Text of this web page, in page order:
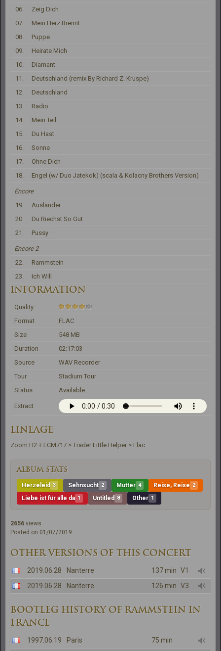
06.
Zeig Dich
07.
Mein Herz Brennt
08.
Puppe
09.
Heirate Mich
10.
Diamant
11.
Deutschland (remix By Richard Z. Kruspe)
12.
Deutschland
13.
Radio
14.
Mein Teil
15.
Du Hast
16.
Sonne
17.
Ohne Dich
18.
Engel (w/ Duo Jatekok) (scala & Kolacny Brothers Version)
Encore
19.
Ausländer
20.
Du Riechst So Gut
21.
Pussy
Encore 2
22.
Rammstein
23.
Ich Will
INFORMATION
Quality
Format
FLAC
Size
548 MB
Duration
02:17:03
Source
WAV Recorder
Tour
Stadium Tour
Status
Available
Extract
LINEAGE
Zoom H2 + ECM717 > Trader Little Helper > Flac
ALBUM STATS
Herzeleid 3 Sehnsucht 2 Mutter 4 Reise, Reise 2
Liebe ist für alle da 1 Untitled 8 Other 1
2656 views
Posted on 01/07/2019
OTHER VERSIONS OF THIS CONCERT
2019.06.28 Nanterre 137 min V1
2019.06.28
Nanterre 126 min V3
BOOTLEG HISTORY OF RAMMSTEIN IN
FRANCE
1997.06.19 Paris
75 min